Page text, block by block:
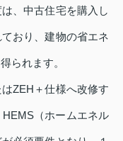
、中古住宅を購入し
おり、建物の省エネ
られます。
ZEH＋仕様へ改修す
（ホームエネル